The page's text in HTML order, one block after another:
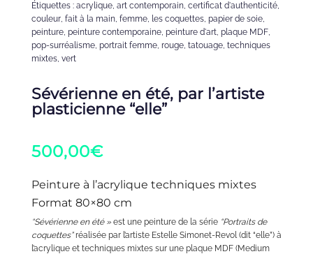
Étiquettes : acrylique, art contemporain, certificat d'authenticité,
couleur, fait à la main, femme, les coquettes, papier de soie,
peinture, peinture contemporaine, peinture d'art, plaque MDF,
pop-surréalisme, portrait femme, rouge, tatouage, techniques
mixtes, vert
Sévérienne en été, par l’artiste
plasticienne “elle”
500,00€
Peinture à l’acrylique techniques mixtes
Format 80×80 cm
“Sévérienne en été » est une peinture de la série “Portraits de
coquettes”réalisée par l’artiste Estelle Simonet-Revol (dit “elle”) à
l’acrylique et techniques mixtes sur une plaque MDF (Medium